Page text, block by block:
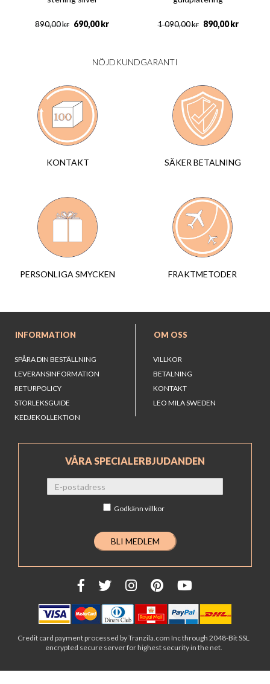
kr
890,00 kr
690,00 kr
1 090,00 kr
890,00
NÖJDKUNDGARANTI
KONTAKT SÄKER BETALNING
PERSONLIGA SMYCKEN FRAKTMETODER
INFORMATION
SPÅRA DIN BESTÄLLNING
LEVERANSINFORMATION
RETURPOLICY
STORLEKSGUIDE
KEDJEKOLLEKTION
OM OSS
VILLKOR
BETALNING
KONTAKT
LEO MILA SWEDEN
VÅRA SPECIALERBJUDANDEN
Godkänn villkor
Credit card payment processed by Tranzila.com Inc through 2048-Bit SSL
encrypted secure server for highest security in the net.